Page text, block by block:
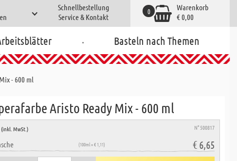
Schnellbestellung
Service & Kontakt
Warenkorb
€ 0,00
0
. Basteln nach Themen
- 600 ml
Aristo Ready Mix - 600 ml
(inkl. MwSt.) N° 500817
(100ml = € 1,11) € 6,65